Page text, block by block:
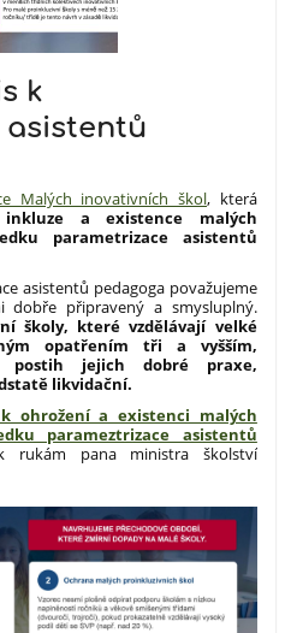
k
Malých inovativních škol, která
inkluze a existence malých
parametrizace asistentů
asistentů pedagoga považujeme
dobře připravený a smysluplný.
školy, které vzdělávají velké
opatřením tři a vyšším,
postih jejich dobré praxe,
likvidační.
ohrožení a existenci malých
parameztrizace asistentů
rukám pana ministra školství